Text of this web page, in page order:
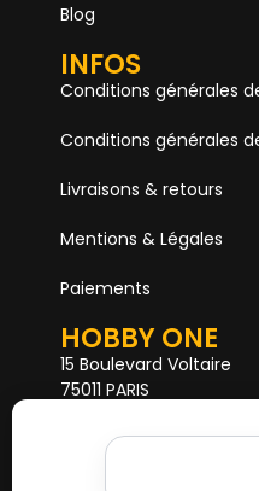
Blog
INFOS
Conditions générales
Conditions générales
Livraisons & retours
Mentions & Légales
Paiements
HOBBY ONE
15 Boulevard Voltaire
75011 PARIS
Mail.
Tél. 01 402 11 402